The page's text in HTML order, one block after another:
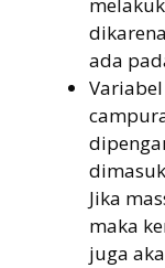
ada
Jika
maka
juga